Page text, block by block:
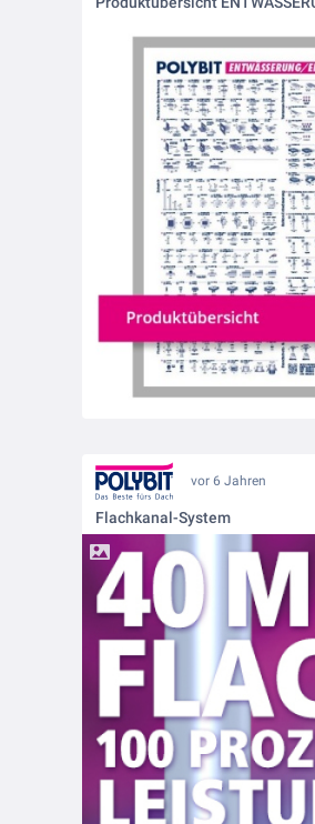
vor 6 Jahren
Flachkanal-System